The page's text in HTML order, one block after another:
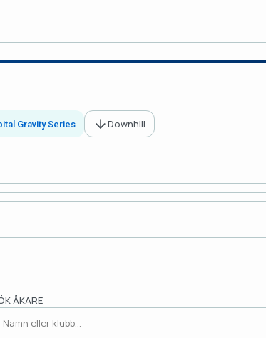
Gravity Series Downhill
ÅKARE